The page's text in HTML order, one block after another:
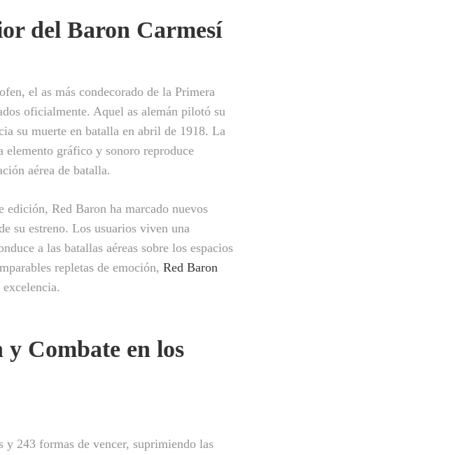
del Baron Carmesí
el as más condecorado de la Primera
oficialmente. Aquel as alemán pilotó su
su muerte en batalla en abril de 1918. La
elemento gráfico y sonoro reproduce
aérea de batalla.
Red Baron ha marcado nuevos
su estreno. Los usuarios viven una
a las batallas aéreas sobre los espacios
repletas de emoción, Red Baron
y Combate en los
243 formas de vencer, suprimiendo las